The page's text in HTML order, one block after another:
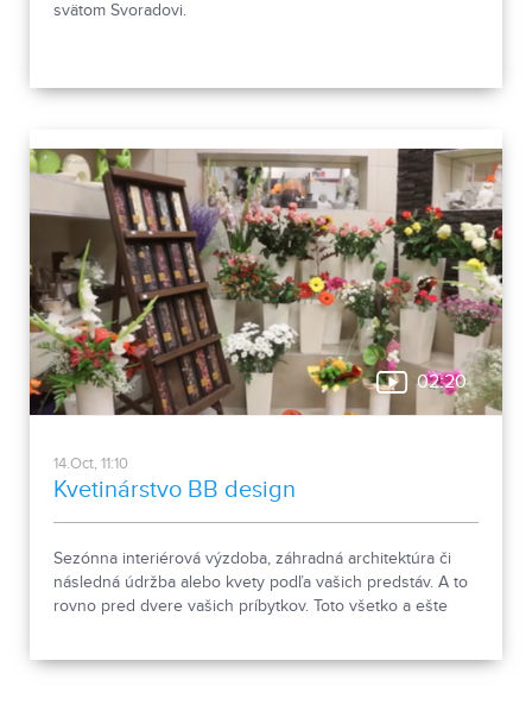
svätom Svoradovi.
02:20
14.Oct, 11:10
Kvetinárstvo BB design
Sezónna interiérová výzdoba, záhradná architektúra či
následná údržba alebo kvety podľa vašich predstáv. A to
rovno pred dvere vašich príbytkov. Toto všetko a ešte